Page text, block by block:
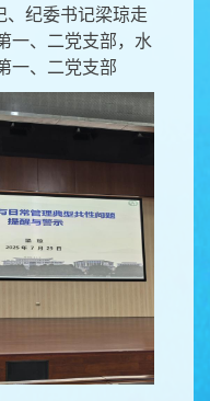
、纪委书记梁琼走
一、二党支部，水
一、二党支部